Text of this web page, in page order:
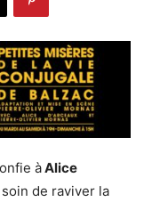
àAlice
de raviver la